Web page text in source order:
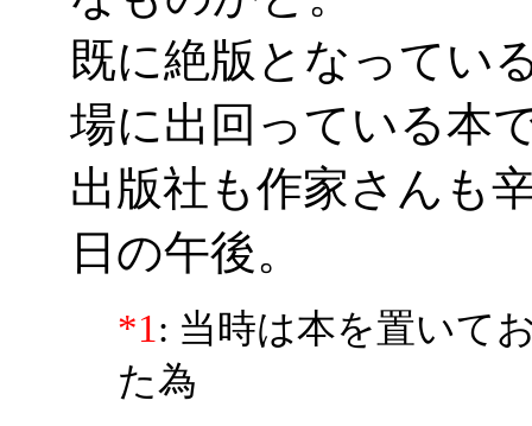
既に絶版となってい
場に出回っている本
出版社も作家さんも
日の午後。
*1: 当時は本を置いて
た為